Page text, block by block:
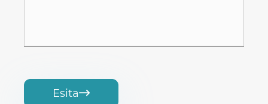
Esita